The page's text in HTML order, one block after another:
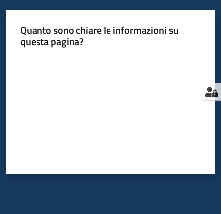
fare
per
Bandi
Quanto sono chiare le informazioni su
questa pagina?